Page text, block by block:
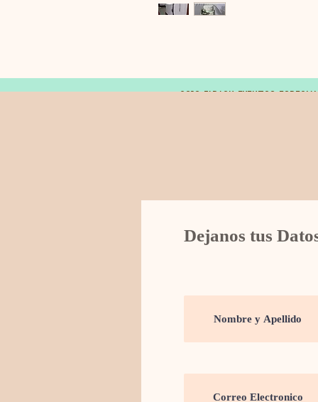
© 2019 FARAON EVENTOS
Dejanos tus